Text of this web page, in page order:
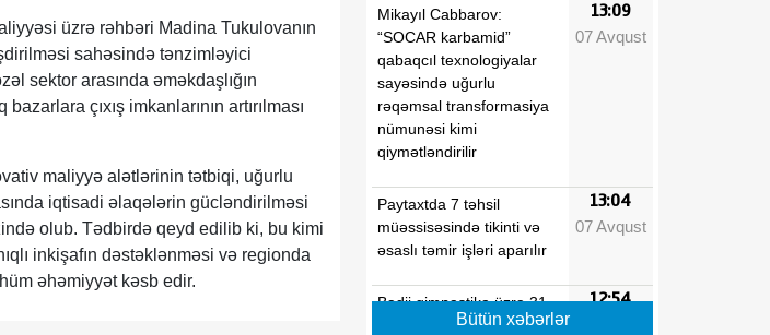
üzrə rəhbəri Madina Tukulovanın
sahəsində tənzimləyici
sektor arasında əməkdaşlığın
çıxış imkanlarının artırılması
maliyyə alətlərinin tətbiqi, uğurlu
iqtisadi əlaqələrin gücləndirilməsi
olub. Tədbirdə qeyd edilib ki, bu kimi
inkişafın dəstəklənməsi və regionda
əhəmiyyət kəsb edir.
Mikayıl Cabbarov:
“SOCAR karbamid”
qabaqcıl texnologiyalar
sayəsində uğurlu
rəqəmsal transformasiya
nümunəsi kimi
qiymətləndirilir
13:09
07 Avqust
Paytaxtda 7 təhsil
müəssisəsində tikinti və
əsaslı təmir işləri aparılır
13:04
07 Avqust
Bədii gimnastika üzrə 31-
ci ölkə çempionatı başa
12:54
Bütün xəbərlər